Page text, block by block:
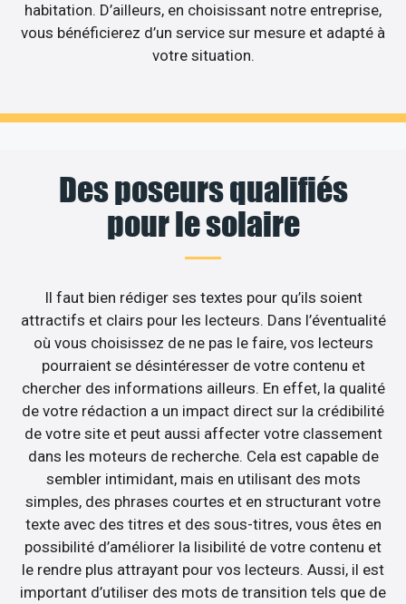
habitation. D’ailleurs, en choisissant notre entreprise,
vous bénéficierez d’un service sur mesure et adapté à
votre situation.
Des poseurs qualifiés
pour le solaire
Il faut bien rédiger ses textes pour qu’ils soient
attractifs et clairs pour les lecteurs. Dans l’éventualité
où vous choisissez de ne pas le faire, vos lecteurs
pourraient se désintéresser de votre contenu et
chercher des informations ailleurs. En effet, la qualité
de votre rédaction a un impact direct sur la crédibilité
de votre site et peut aussi affecter votre classement
dans les moteurs de recherche. Cela est capable de
sembler intimidant, mais en utilisant des mots
simples, des phrases courtes et en structurant votre
texte avec des titres et des sous-titres, vous êtes en
possibilité d’améliorer la lisibilité de votre contenu et
le rendre plus attrayant pour vos lecteurs. Aussi, il est
important d’utiliser des mots de transition tels que de